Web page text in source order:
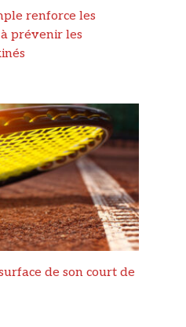
renforce les
prévenir les
de son court de